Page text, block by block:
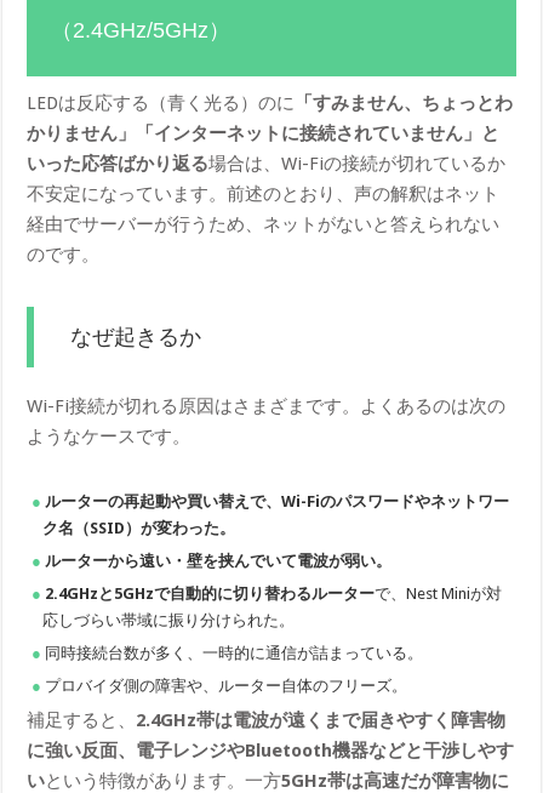
（2.4GHz/5GHz）
LEDは反応する（青く光る）のに 「すみません、ちょっとわ
かりません」「インターネットに接続されていません」と
いった応答ばかり返る場合は、Wi-Fiの接続が切れているか
不安定になっています。前述のとおり、声の解釈はネット
経由でサーバーが行うため、ネットがないと答えられない
のです。
なぜ起きるか
Wi-Fi接続が切れる原因はさまざまです。よくあるのは次の
ようなケースです。
ルーターの再起動や買い替えで、Wi-Fiのパスワードやネットワー
ク名（SSID）が変わった。
ルーターから遠い・壁を挟んでいて電波が弱い。
2.4GHzと5GHzで自動的に切り替わるルーターで、Nest Miniが対
応しづらい帯域に振り分けられた。
同時接続台数が多く、一時的に通信が詰まっている。
プロバイダ側の障害や、ルーター自体のフリーズ。
補足すると、 2.4GHz帯は電波が遠くまで届きやすく障害物
に強い反面、電子レンジやBluetooth機器などと干渉しやす
いという特徴があります。一方5GHz帯は高速だが障害物に